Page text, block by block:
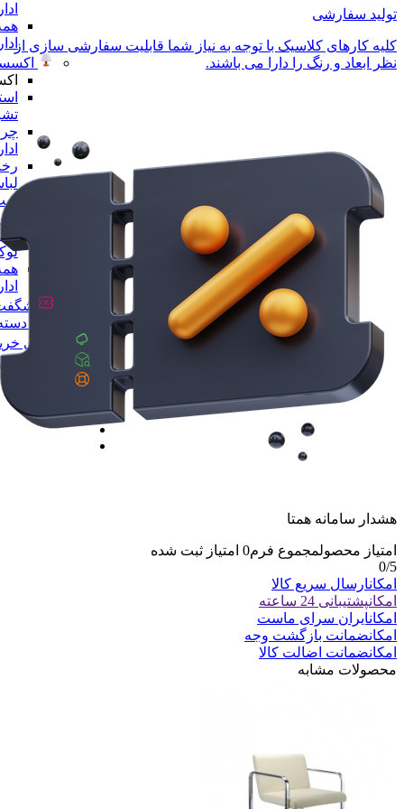
همه
راهنمای
پیگیری
تولید سفارشی
کلیه کارهای کلاسیک با توجه به نیاز شما قابلیت سفارشی سازی از
نظر ابعاد و رنگ را دارا می باشند.
هشدار سامانه همتا
امتیاز محصولمجموع فرم0 امتیاز ثبت شده
0/5
امکانارسال سریع کالا
امکانپشتیبانی 24 ساعته
امکانایران سرای ماست
امکانضمانت بازگشت وجه
امکانضمانت اضالت کالا
محصولات مشابه